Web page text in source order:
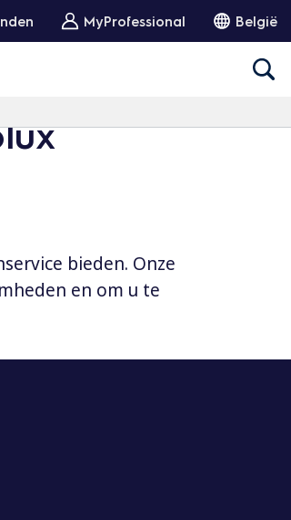
MyProfessional België
bieden. Onze
en om u te